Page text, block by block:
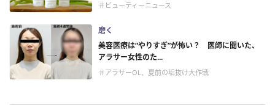
＃ビューティーニュース
磨く
美容医療は“やりすぎ”が怖い？ 医師に聞いた、
アラサー女性のた...
＃アラサーOL、夏前の垢抜け大作戦